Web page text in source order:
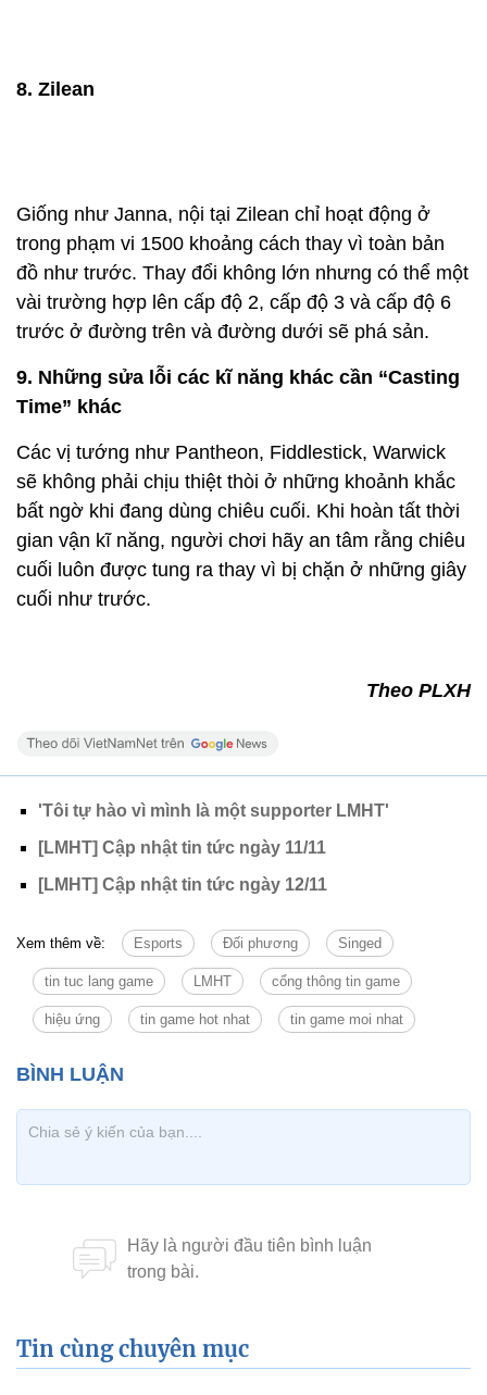
8. Zilean
Giống như Janna, nội tại Zilean chỉ hoạt động ở
trong phạm vi 1500 khoảng cách thay vì toàn bản
đồ như trước. Thay đổi không lớn nhưng có thể một
vài trường hợp lên cấp độ 2, cấp độ 3 và cấp độ 6
trước ở đường trên và đường dưới sẽ phá sản.
9. Những sửa lỗi các kĩ năng khác cần “Casting
Time” khác
Các vị tướng như Pantheon, Fiddlestick, Warwick
sẽ không phải chịu thiệt thòi ở những khoảnh khắc
bất ngờ khi đang dùng chiêu cuối. Khi hoàn tất thời
gian vận kĩ năng, người chơi hãy an tâm rằng chiêu
cuối luôn được tung ra thay vì bị chặn ở những giây
cuối như trước.
Theo PLXH
'Tôi tự hào vì mình là một supporter LMHT'
[LMHT] Cập nhật tin tức ngày 11/11
[LMHT] Cập nhật tin tức ngày 12/11
Xem thêm về: Esports Đối phương Singed
tin tuc lang game LMHT cổng thông tin game
hiệu ứng tin game hot nhat tin game moi nhat
Tin cùng chuyên mục